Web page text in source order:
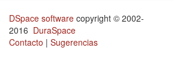
DSpace software copyright © 2002-
2016 DuraSpace
Contacto | Sugerencias